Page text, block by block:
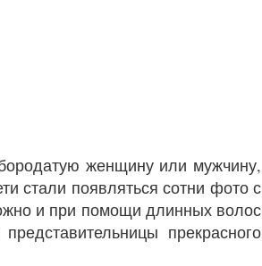
женщину или мужчину,
стали появляться сотни фото с
и при помощи длинных волос
прекрасного